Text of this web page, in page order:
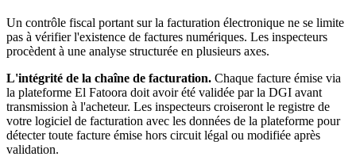
Un contrôle fiscal portant sur la facturation électronique ne se limite
pas à vérifier l'existence de factures numériques. Les inspecteurs
procèdent à une analyse structurée en plusieurs axes.
L'intégrité de la chaîne de facturation. Chaque facture émise via
la plateforme El Fatoora doit avoir été validée par la DGI avant
transmission à l'acheteur. Les inspecteurs croiseront le registre de
votre logiciel de facturation avec les données de la plateforme pour
détecter toute facture émise hors circuit légal ou modifiée après
validation.